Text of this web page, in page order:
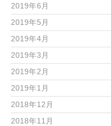
2019年6月
2019年5月
2019年4月
2019年3月
2019年2月
2019年1月
2018年12月
2018年11月